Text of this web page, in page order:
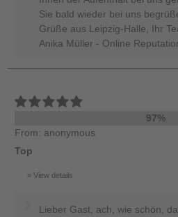
Sie bald wieder bei uns
Grüße aus Leipzig-Halle, Ihr
Anika Müller - Online
97%
From: anonymous
Top
View details
Lieber Gast, ach, wie schön,